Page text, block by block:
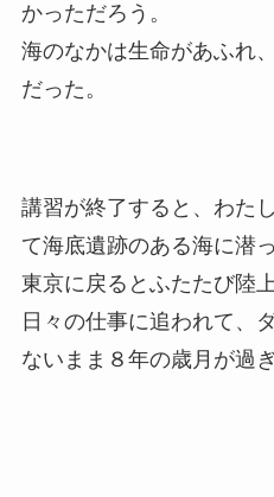
かっただろう。
海のなかは生命があふれ
だった。
講習が終了すると、わた
て海底遺跡のある海に潜っ
東京に戻るとふたたび陸
日々の仕事に追われて、
ないまま８年の歳月が過ぎ